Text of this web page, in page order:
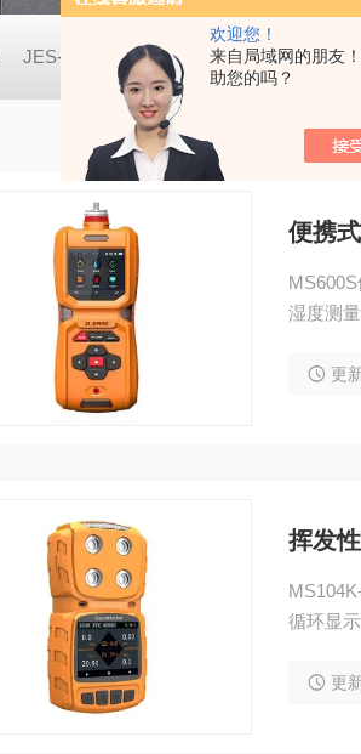
欢迎您！
来自局域网的朋友
助您的吗？
JES-MS400W-CO2二氧化碳气体检测仪
便携
湿度测
更
挥发
循环显
更